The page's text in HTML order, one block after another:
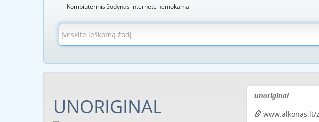
Kompiuterinis žodynas internete nemokamai
UNORIGINAL unoriginal
www.alkonas.lt/